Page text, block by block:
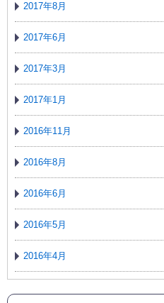
2017年8月
2017年6月
2017年3月
2017年1月
2016年11月
2016年8月
2016年6月
2016年5月
2016年4月